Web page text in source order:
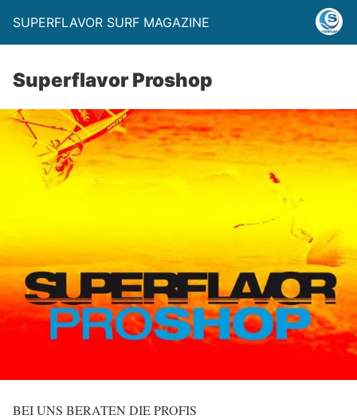
SUPERFLAVOR SURF MAGAZINE
Superflavor Proshop
BEI UNS BERATEN DIE PROFIS